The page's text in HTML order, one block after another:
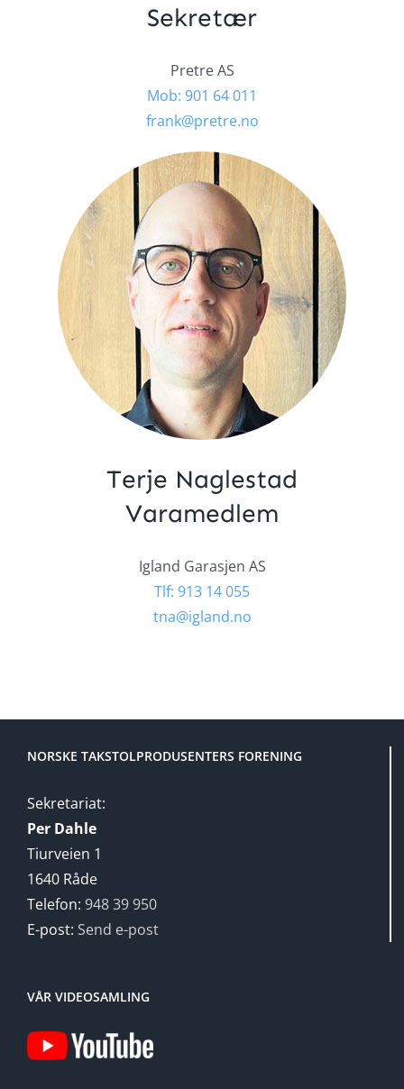
Sekretær
Pretre AS
Mob: 901 64 011
frank@pretre.no
Terje Naglestad
Varamedlem
Igland Garasjen AS
Tlf: 913 14 055
tna@igland.no
NORSKE TAKSTOLPRODUSENTERS FORENING
Sekretariat:
Per Dahle
Tiurveien 1
1640 Råde
Telefon: 948 39 950
E-post: Send e-post
VÅR VIDEOSAMLING